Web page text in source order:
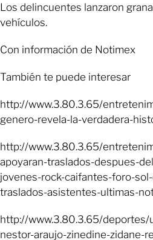
Los delincuentes lanzaron
vehículos.
Con información de Notimex
También te puede interesar
http://www.3.80.3.65/
genero-revela-la-verdadera-
http://www.3.80.3.65/
apoyaran-traslados-despues-
jovenes-rock-caifantes-foro-
traslados-asistentes-ultimas-
http://www.3.80.3.65/
nestor-araujo-zinedine-zidane-